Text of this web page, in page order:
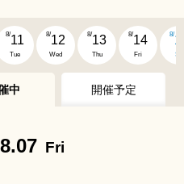
8/11
Tue
8/12
Wed
8/13
Thu
8/14
Fri
8/
Sat
中 開催予定
Fri